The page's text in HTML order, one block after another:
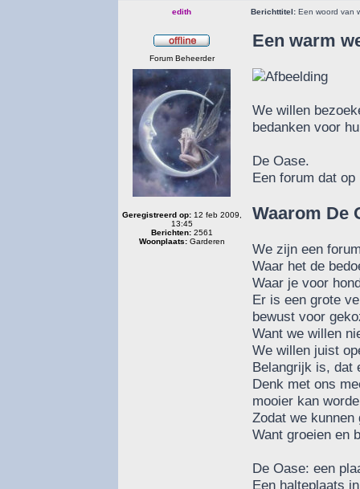
edith Berichttitel: Een woord van
Forum Beheerder
Geregistreerd op:12 feb 2009,
13:45
Berichten:2561
Woonplaats:Garderen
Een warm
We willen
bedanken voor
De Oase.
Een forum dat
Waarom De
We zijn een
Waar het de
Waar je voor
Er is een grote
bewust voor
Want we willen
We willen juist
Belangrijk is, dat
Denk met ons
mooier kan
Zodat we kunnen
Want groeien en
De Oase: een
Een halteplaats